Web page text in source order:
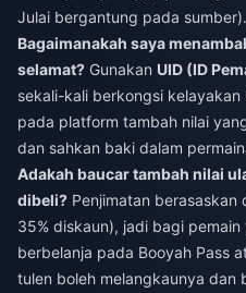
Julai bergantung pada sumber).
Bagaimanakah saya
selamat? Gunakan UID (ID
sekali-kali berkongsi
pada platform tambah nilai
dan sahkan baki dalam
Adakah baucar tambah nilai
dibeli? Penjimatan berasaskan
35% diskaun), jadi bagi
berbelanja pada Booyah Pass
tulen boleh melangkaunya dan